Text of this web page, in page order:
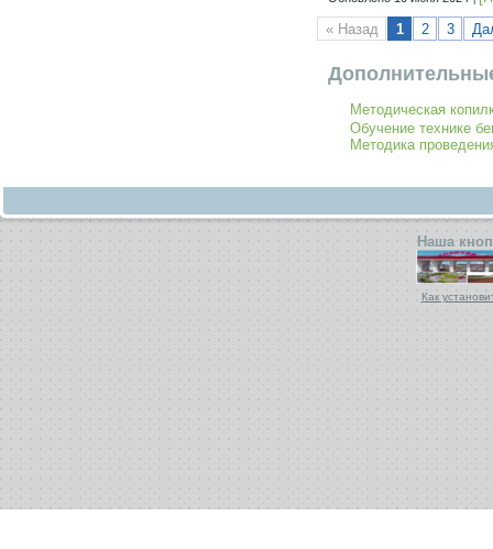
« Назад
1 2 3
Методическая
Обучение технике
Методика
Наша
Как